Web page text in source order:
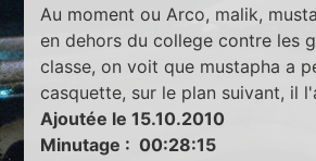
Au moment ou Arco, malik,
en dehors du college contre les
classe, on voit que mustapha a
casquette, sur le plan suivant, il
Ajoutée le 15.10.2010
Minutage : 00:28:15